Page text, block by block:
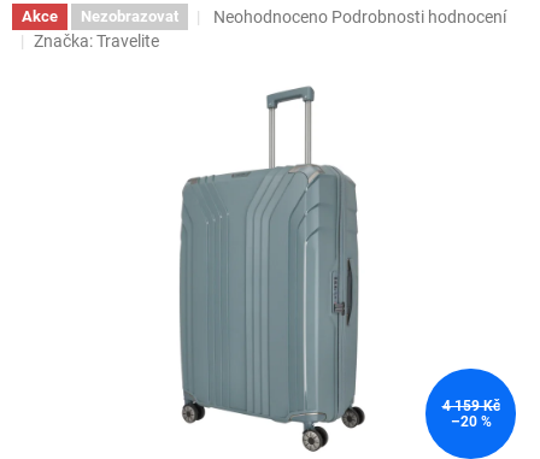
Akce Nezobrazovat
Průměrné
hvězdiček.
Neohodnoceno Podrobnosti hodnocení
Značka:Travelite
4 159 Kč
–20 %